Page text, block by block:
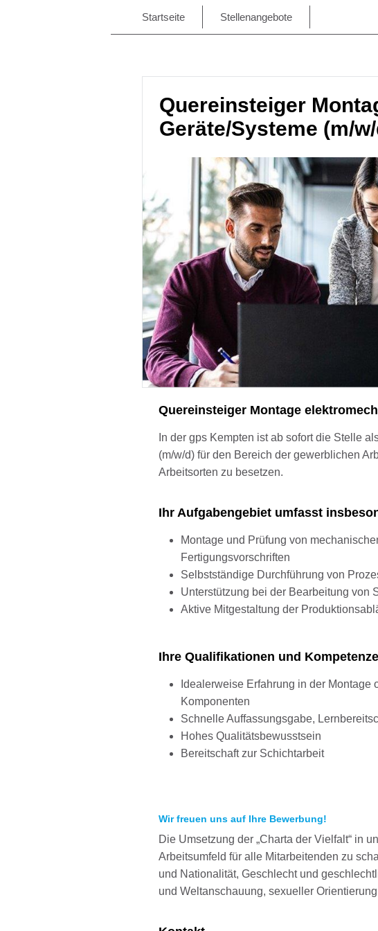
Startseite Stellenangebote
Quereinsteiger
Geräte/Systeme (m/
Quereinsteiger Montage
In der gps Kempten ist ab sofort die Stelle
(m/w/d) für den Bereich der gewerblichen
Arbeitsorten zu besetzen.
Ihr Aufgabengebiet umfasst
Montage und Prüfung von
Fertigungsvorschriften
Selbstständige Durchführung von
Unterstützung bei der Bearbeitung von
Aktive Mitgestaltung der
Ihre Qualifikationen und
Idealerweise Erfahrung in der
Komponenten
Schnelle Auffassungsgabe,
Hohes Qualitätsbewusstsein
Bereitschaft zur Schichtarbeit
Wir freuen uns auf Ihre Bewerbung!
Die Umsetzung der „Charta der Vielfalt“ in
Arbeitsumfeld für alle Mitarbeitenden zu
und Nationalität, Geschlecht und
und Weltanschauung, sexueller